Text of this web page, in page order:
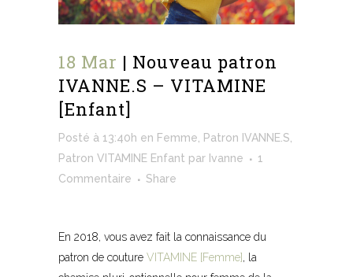
18 Mar | Nouveau patron
IVANNE.S – VITAMINE
[Enfant]
Posté à 13:40h en Femme, Patron IVANNE.S,
Patron VITAMINE Enfant par Ivanne
1
Commentaire
Share
En 2018, vous avez fait la connaissance du
patron de couture VITAMINE [Femme], la